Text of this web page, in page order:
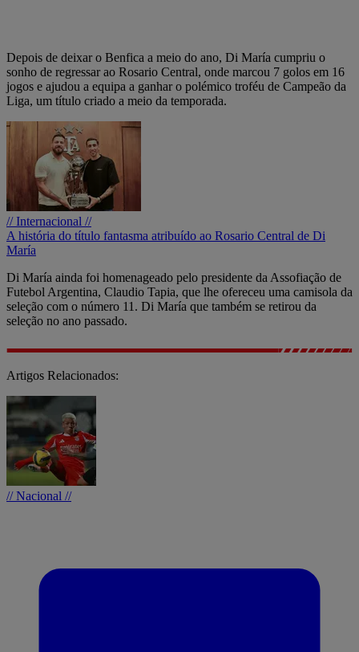
Depois de deixar o Benfica a meio do ano, Di María cumpriu o
sonho de regressar ao Rosario Central, onde marcou 7 golos em 16
jogos e ajudou a equipa a ganhar o polémico troféu de Campeão da
Liga, um título criado a meio da temporada.
// Internacional //
A história do título fantasma atribuído ao Rosario Central de Di
María
Di María ainda foi homenageado pelo presidente da Assofiação de
Futebol Argentina, Claudio Tapia, que lhe ofereceu uma camisola da
seleção com o número 11. Di María que também se retirou da
seleção no ano passado.
Artigos Relacionados:
// Nacional //